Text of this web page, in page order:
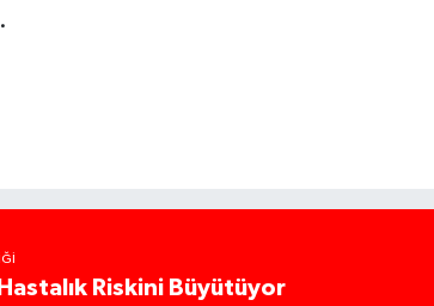
Riskini Büyütüyor